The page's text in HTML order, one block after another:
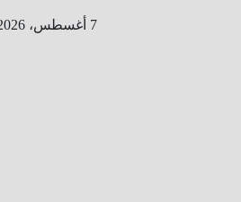
7 أغسطس، 2026